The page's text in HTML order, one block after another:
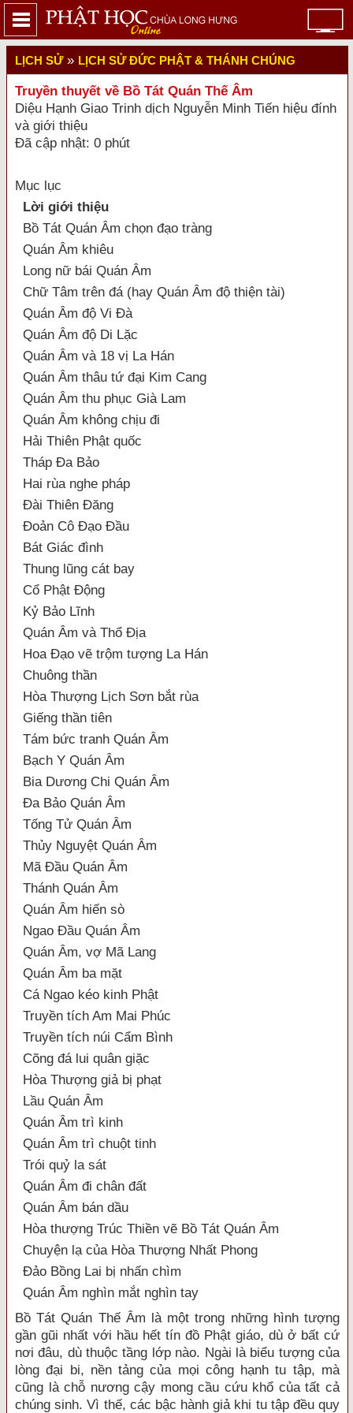
LỊCH SỬ» LỊCH SỬ ĐỨC PHẬT & THÁNH CHÚNG
Truyền thuyết về Bồ Tát Quán Thế Âm
Diệu Hạnh Giao Trinh dịch Nguyễn Minh Tiến hiệu đính
và giới thiệu
Đã cập nhật: 0 phút
Mục lục
Lời giới thiệu
Bồ Tát Quán Âm chọn đạo tràng
Quán Âm khiêu
Long nữ bái Quán Âm
Chữ Tâm trên đá (hay Quán Âm độ thiện tài)
Quán Âm độ Vi Đà
Quán Âm độ Di Lặc
Quán Âm và 18 vị La Hán
Quán Âm thâu tứ đại Kim Cang
Quán Âm thu phục Già Lam
Quán Âm không chịu đi
Hải Thiên Phật quốc
Tháp Đa Bảo
Hai rùa nghe pháp
Đài Thiên Đăng
Đoản Cô Đạo Đầu
Bát Giác đình
Thung lũng cát bay
Cổ Phật Động
Kỷ Bảo Lĩnh
Quán Âm và Thổ Địa
Hoa Đạo vẽ trộm tượng La Hán
Chuông thần
Hòa Thượng Lịch Sơn bắt rùa
Giếng thần tiên
Tám bức tranh Quán Âm
Bạch Y Quán Âm
Bia Dương Chi Quán Âm
Đa Bảo Quán Âm
Tống Tử Quán Âm
Thủy Nguyệt Quán Âm
Mã Đầu Quán Âm
Thánh Quán Âm
Quán Âm hiến sò
Ngao Đầu Quán Âm
Quán Âm, vợ Mã Lang
Quán Âm ba mặt
Cá Ngao kéo kinh Phật
Truyền tích Am Mai Phúc
Truyền tích núi Cẩm Bình
Cõng đá lui quân giặc
Hòa Thượng giả bị phạt
Lầu Quán Âm
Quán Âm trì kinh
Quán Âm trì chuột tinh
Trói quỷ la sát
Quán Âm đi chân đất
Quán Âm bán dầu
Hòa thượng Trúc Thiền vẽ Bồ Tát Quán Âm
Chuyện lạ của Hòa Thượng Nhất Phong
Đảo Bồng Lai bị nhấn chìm
Quán Âm nghìn mắt nghìn tay
Bồ Tát Quán Thế Âm là một trong những hình tượng
gần gũi nhất với hầu hết tín đồ Phật giáo, dù ở bất cứ
nơi đâu, dù thuộc tầng lớp nào. Ngài là biểu tượng của
lòng đại bi, nền tảng của mọi công hạnh tu tập, mà
cũng là chỗ nương cậy mong cầu cứu khổ của tất cả
chúng sinh. Vì thế, các bậc hành giả khi tu tập đều quy